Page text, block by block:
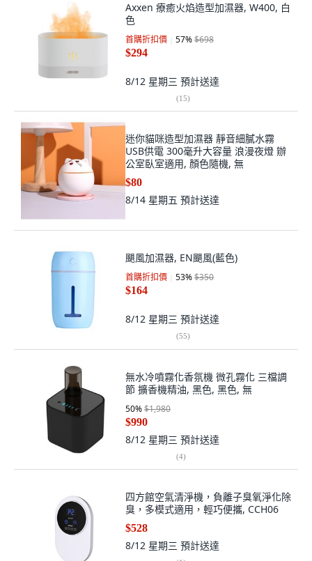
Axxen 療癒火焰造型加濕器, W400, 白
色
首購折扣價 57%$698
$294
8/12 星期三 預計送達
(15)
迷你貓咪造型加濕器 靜音細膩水霧
USB供電 300毫升大容量 浪漫夜燈 辦
公室臥室適用, 顏色隨機, 無
$80
8/14 星期五 預計送達
颶風加濕器, EN颶風(藍色)
首購折扣價 53%$350
$164
8/12 星期三 預計送達
(55)
無水冷噴霧化香氛機 微孔霧化 三檔調
節 擴香機精油, 黑色, 黑色, 無
50%$1,980
$990
8/12 星期三 預計送達
(4)
四方館空氣清淨機，負離子臭氧淨化除
臭，多模式適用，輕巧便攜, CCH06
$528
8/12 星期三 預計送達